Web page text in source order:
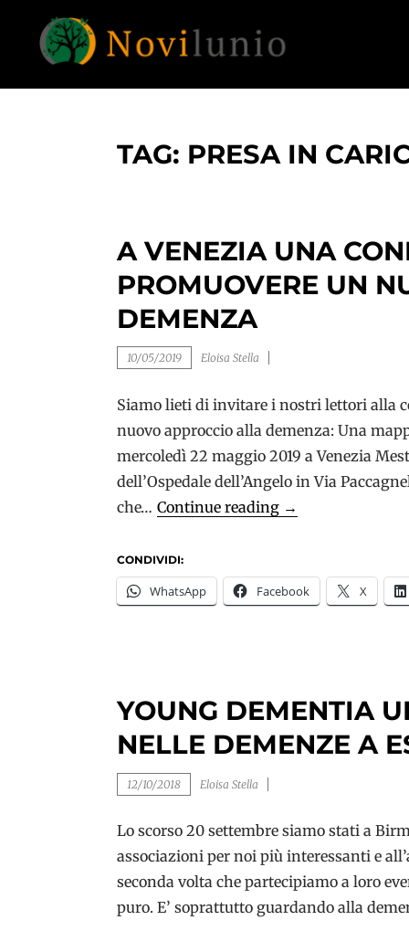
content
NOVILUNIO
Un aiuto con concreto dopo la diagnosi di
TAG: PRESA IN
A VENEZIA UNA
PROMUOVERE UN
DEMENZA
10/05/2019 Eloisa Stella
Siamo lieti di invitare i nostri lettori alla
nuovo approccio alla demenza: Una
mercoledì 22 maggio 2019 a Venezia
dell’Ospedale dell’Angelo in Via
che… Continue reading A
conferenza
per
approccio
alla
→
CONDIVIDI:
WhatsApp Facebook X
YOUNG DEMENTIA
NELLE DEMENZE A
12/10/2018 Eloisa Stella
Lo scorso 20 settembre siamo stati a
associazioni per noi più interessanti e
seconda volta che partecipiamo a loro
puro. E’ soprattutto guardando alla